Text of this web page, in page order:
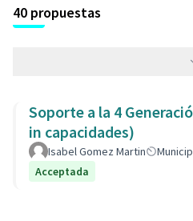
40 propuestas
Soporte a la 4 Generación (gente mayor con
in capacidades)
Isabel Gomez Martin
Acceptada